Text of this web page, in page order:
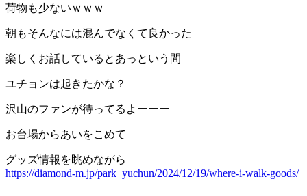
荷物も少ないｗｗｗ
朝もそんなには混んでなくて良かった
楽しくお話しているとあっという間
ユチョンは起きたかな？
沢山のファンが待ってるよーーー
お台場からあいをこめて
グッズ情報を眺めながら
https://diamond-m.jp/park_yuchun/2024/12/19/where-i-walk-goods/